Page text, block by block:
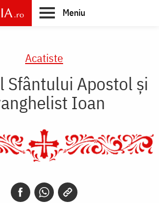
Meniu
Acatiste
Sfântului Apostol şi
Ioan